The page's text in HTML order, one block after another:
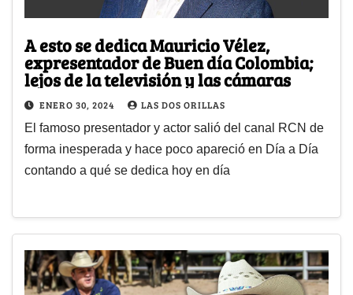
A esto se dedica Mauricio Vélez,
expresentador de Buen día Colombia;
lejos de la televisión y las cámaras
ENERO 30, 2024 LAS DOS ORILLAS
El famoso presentador y actor salió del canal RCN de
forma inesperada y hace poco apareció en Día a Día
contando a qué se dedica hoy en día